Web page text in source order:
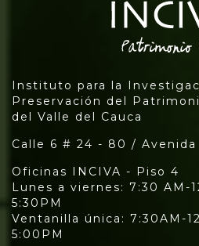
Instituto para la
Preservación del
del Valle del Cauca
Calle 6 # 24 - 80 /
Oficinas INCIVA - Piso 4
Lunes a viernes: 7:30 AM-
5:30PM
Ventanilla única: 7:30AM-
5:00PM